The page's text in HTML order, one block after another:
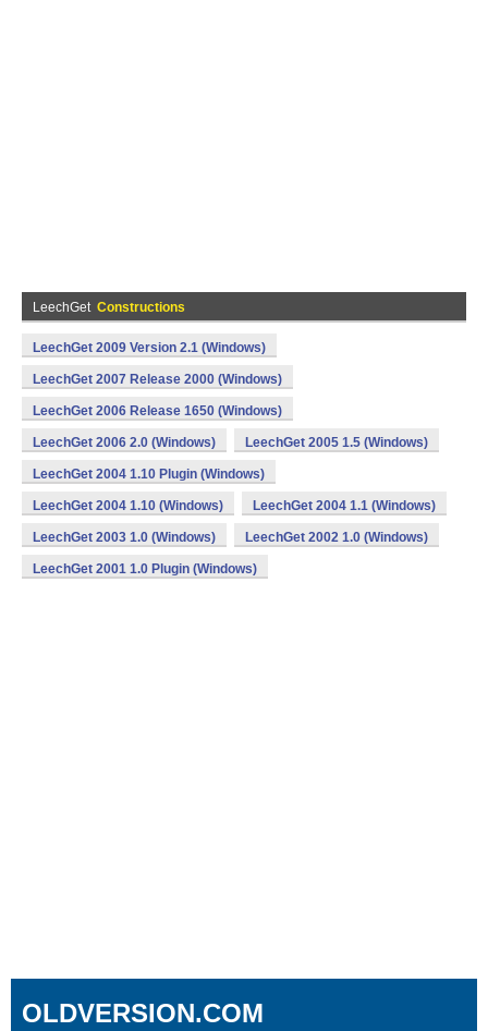
LeechGet Constructions
LeechGet 2009 Version 2.1 (Windows)
LeechGet 2007 Release 2000 (Windows)
LeechGet 2006 Release 1650 (Windows)
LeechGet 2006 2.0 (Windows) LeechGet 2005 1.5 (Windows)
LeechGet 2004 1.10 Plugin (Windows)
LeechGet 2004 1.10 (Windows) LeechGet 2004 1.1 (Windows)
LeechGet 2003 1.0 (Windows) LeechGet 2002 1.0 (Windows)
LeechGet 2001 1.0 Plugin (Windows)
OLDVERSION.COM